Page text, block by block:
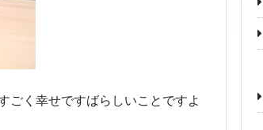
ごく幸せですばらしいことですよ